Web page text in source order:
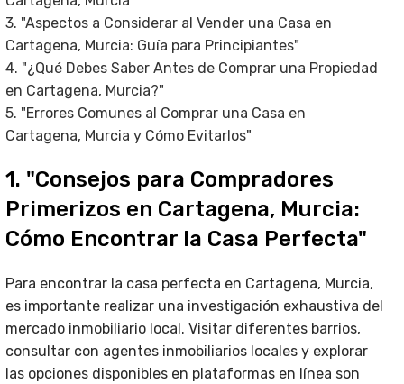
3. "Aspectos a Considerar al Vender una Casa en
Cartagena, Murcia: Guía para Principiantes"
4. "¿Qué Debes Saber Antes de Comprar una Propiedad
en Cartagena, Murcia?"
5. "Errores Comunes al Comprar una Casa en
Cartagena, Murcia y Cómo Evitarlos"
1. "Consejos para Compradores
Primerizos en Cartagena, Murcia:
Cómo Encontrar la Casa Perfecta"
Para encontrar la casa perfecta en Cartagena, Murcia,
es importante realizar una investigación exhaustiva del
mercado inmobiliario local. Visitar diferentes barrios,
consultar con agentes inmobiliarios locales y explorar
las opciones disponibles en plataformas en línea son